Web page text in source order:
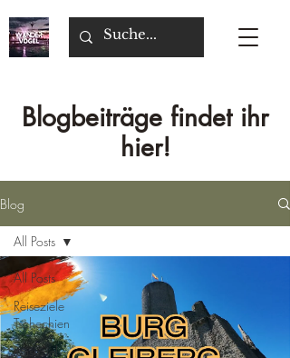
Blogbeiträge findet ihr
hier!
Blog
All Posts
Reiseziele
Tschechien
Reiseziel
All Posts